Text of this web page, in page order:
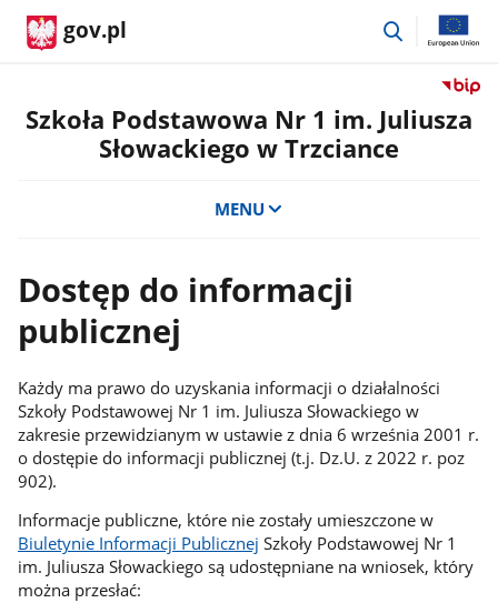
gov.pl
przejdź
Przejdź
do
Szkoła Podstawowa Nr 1 im. Juliusza
Słowackiego w Trzciance
MENU
Dostęp do informacji
publicznej
Każdy ma prawo do uzyskania informacji o działalności
Szkoły Podstawowej Nr 1 im. Juliusza Słowackiego w
zakresie przewidzianym w ustawie z dnia 6 września 2001 r.
o dostępie do informacji publicznej (t.j. Dz.U. z 2022 r. poz
902).
Informacje publiczne, które nie zostały umieszczone w
Biuletynie Informacji Publicznej Szkoły Podstawowej Nr 1
im. Juliusza Słowackiego są udostępniane na wniosek, który
można przesłać: